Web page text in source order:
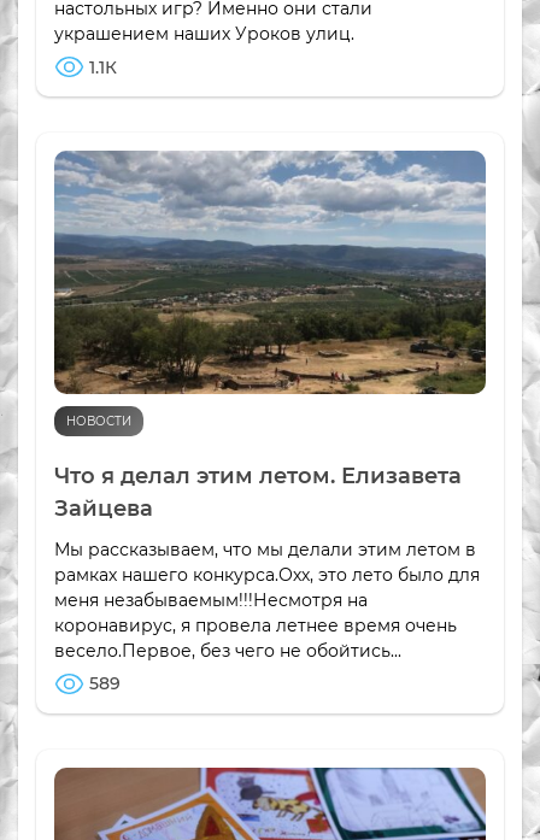
настольных игр? Именно они стали
украшением наших Уроков улиц.
1.1К
НОВОСТИ
Что я делал этим летом. Елизавета
Зайцева
Мы рассказываем, что мы делали этим летом в
рамках нашего конкурса.Охх, это лето было для
меня незабываемым!!!Несмотря на
коронавирус, я провела летнее время очень
весело.Первое, без чего не обойтись...
589